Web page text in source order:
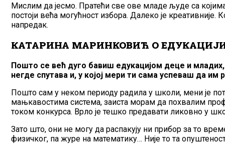
Мислим да јесмо. Пратећи све ове младе људе са
постоји већа могућност избора. Далеко је
напредак.
КАТАРИНА МАРИНКОВИЋ О
Пошто се већ дуго бавиш едукацијом деце и младих,
негде спутава и, у којој мери ти сама успеваш да им
Пошто сам у неком периоду радила у школи, мени је
мањкавостима система, заиста морам да похвалим
током конкурса. Врло је тешко предавати ликовно у
Зато што, они не могу да распакују ни прибор за то
физичког, па журе на математику… Није то та